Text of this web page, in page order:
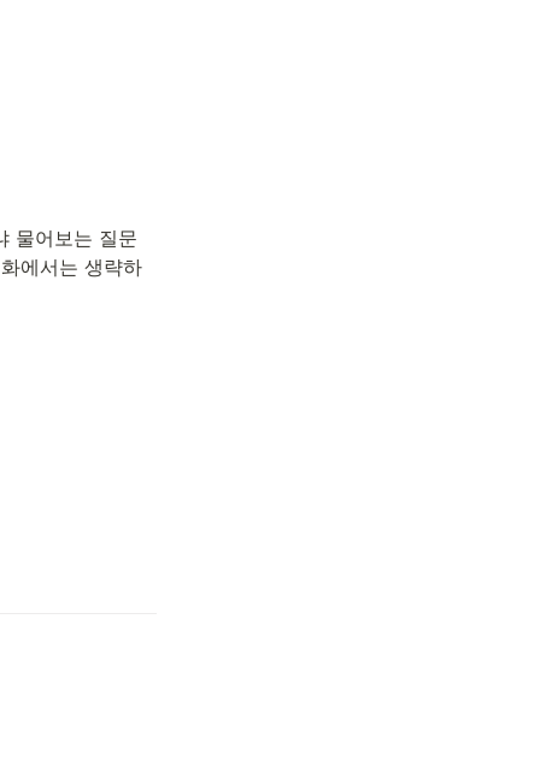
물어보는 질문
에서는 생략하